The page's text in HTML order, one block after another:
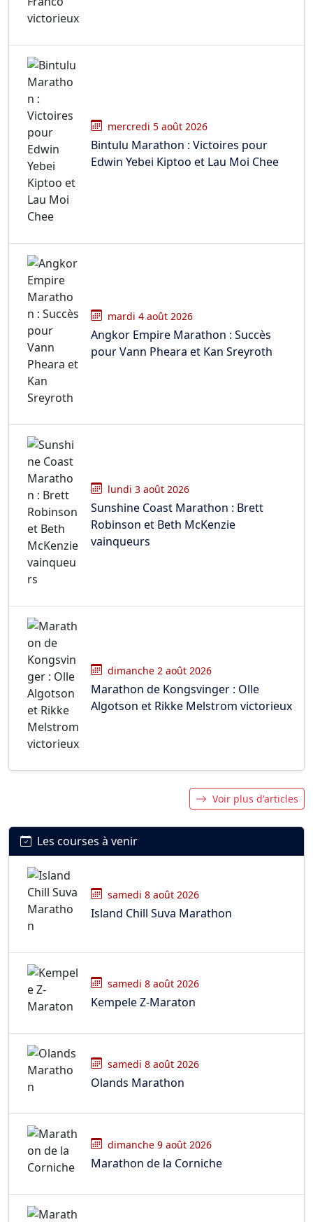
mercredi 5 août 2026
Bintulu Marathon : Victoires pour
Edwin Yebei Kiptoo et Lau Moi Chee
mardi 4 août 2026
Angkor Empire Marathon : Succès
pour Vann Pheara et Kan Sreyroth
lundi 3 août 2026
Sunshine Coast Marathon : Brett
Robinson et Beth McKenzie
vainqueurs
dimanche 2 août 2026
Marathon de Kongsvinger : Olle
Algotson et Rikke Melstrom victorieux
Voir plus d'articles
Les courses à venir
samedi 8 août 2026
Island Chill Suva Marathon
samedi 8 août 2026
Kempele Z-Maraton
samedi 8 août 2026
Olands Marathon
dimanche 9 août 2026
Marathon de la Corniche